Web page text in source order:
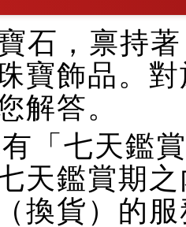
石，禀持
寶飾品。
解答。
「七天鑑
天鑑賞期
換貨）的